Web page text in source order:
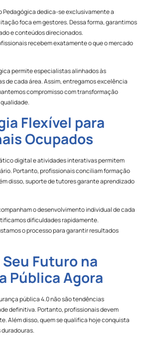
Pedagógica dedica-se exclusivamente a
foca em gestores. Dessa forma, garantimos
e conteúdos direcionados.
recebem exatamente o que o mercado
permite especialistas alinhados às
de cada área. Assim, entregamos excelência
compromisso com transformação
Flexível para
Ocupados
digital e atividades interativas permitem
Portanto, profissionais conciliam formação
disso, suporte de tutores garante aprendizado
o desenvolvimento individual de cada
dificuldades rapidamente.
o processo para garantir resultados
Futuro na
Pública Agora
pública 4.0 não são tendências
definitiva. Portanto, profissionais devem
Além disso, quem se qualifica hoje conquista